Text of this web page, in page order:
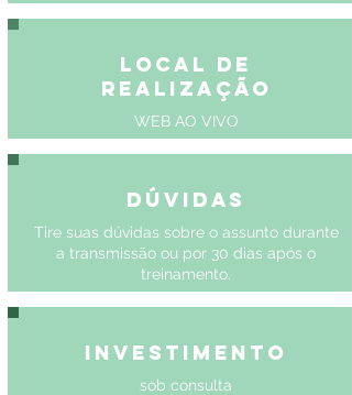
Local de
Realização
WEB AO VIVO
Dúvidas
Tire suas dúvidas sobre o assunto durante
a transmissão ou por 30 dias após o
treinamento.
Investimento
sob consulta